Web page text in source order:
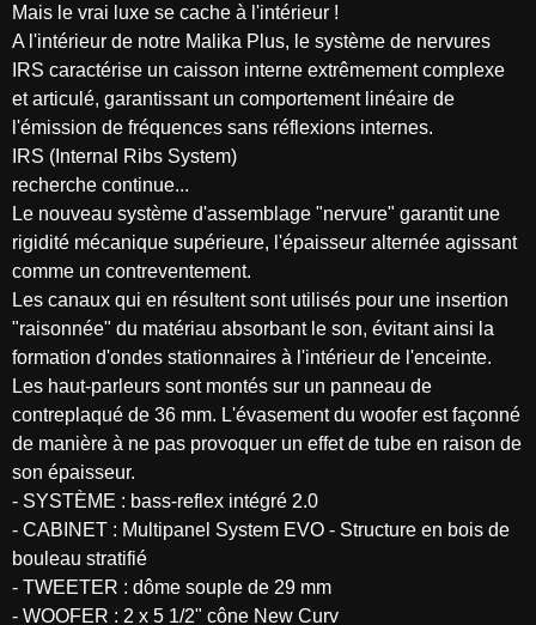
Mais le vrai luxe se cache à l'intérieur !
A l'intérieur de notre Malika Plus, le système de nervures
IRS caractérise un caisson interne extrêmement complexe
et articulé, garantissant un comportement linéaire de
l'émission de fréquences sans réflexions internes.
IRS (Internal Ribs System)
recherche continue...
Le nouveau système d'assemblage "nervure" garantit une
rigidité mécanique supérieure, l'épaisseur alternée agissant
comme un contreventement.
Les canaux qui en résultent sont utilisés pour une insertion
"raisonnée" du matériau absorbant le son, évitant ainsi la
formation d'ondes stationnaires à l'intérieur de l'enceinte.
Les haut-parleurs sont montés sur un panneau de
contreplaqué de 36 mm. L'évasement du woofer est façonné
de manière à ne pas provoquer un effet de tube en raison de
son épaisseur.
- SYSTÈME : bass-reflex intégré 2.0
- CABINET : Multipanel System EVO - Structure en bois de
bouleau stratifié
- TWEETER : dôme souple de 29 mm
- WOOFER : 2 x 5 1/2" cône New Curv